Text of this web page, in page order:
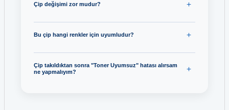
Çip değişimi zor mudur?
Bu çip hangi renkler için uyumludur?
Çip takıldıktan sonra "Toner Uyumsuz" hatası alırsam
ne yapmalıyım?